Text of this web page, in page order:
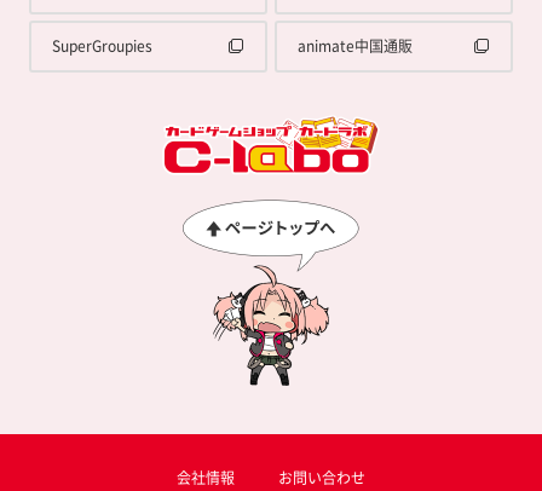
SuperGroupies animate中国通販
会社情報 お問い合わせ